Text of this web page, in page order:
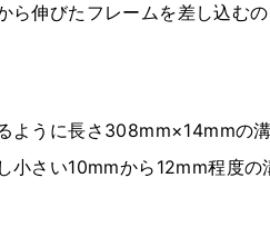
ら伸びたフレームを差し込む
ように長さ308mm×14mmの
小さい10mmから12mm程度の